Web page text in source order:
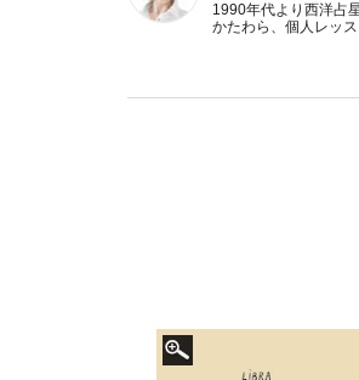
1990年代より西洋占
かたわら、個人レッ